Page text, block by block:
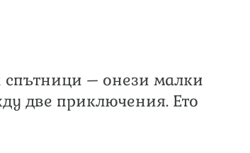
спътници – онези малки
две приключения. Ето